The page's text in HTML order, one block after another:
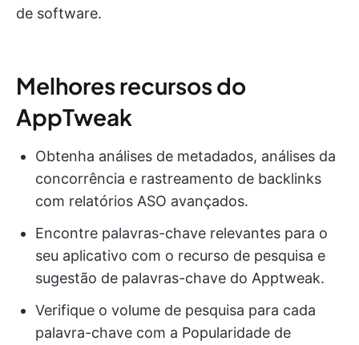
de software.
Melhores recursos do
AppTweak
Obtenha análises de metadados, análises da
concorrência e rastreamento de backlinks
com relatórios ASO avançados.
Encontre palavras-chave relevantes para o
seu aplicativo com o recurso de pesquisa e
sugestão de palavras-chave do Apptweak.
Verifique o volume de pesquisa para cada
palavra-chave com a Popularidade de